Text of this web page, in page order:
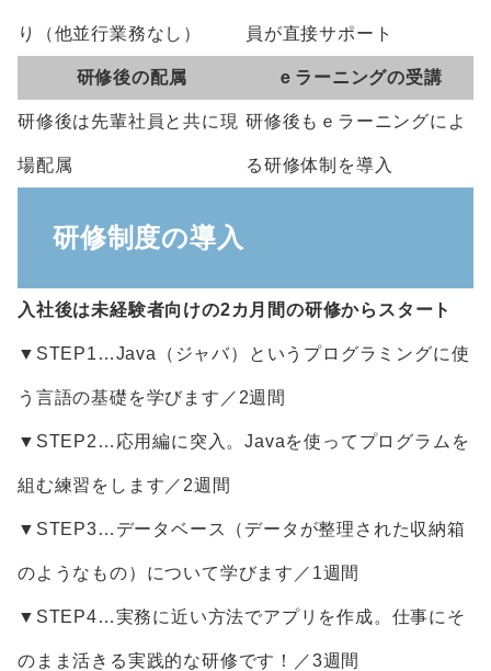
り（他並行業務なし） 員が直接サポート
研修後の配属
研修後は先輩社員と共に現
場配属
ｅラーニングの受講
研修後もｅラーニングによ
る研修体制を導入
研修制度の導入
入社後は未経験者向けの2カ月間の研修からスタート
▼STEP1…Java（ジャバ）というプログラミングに使
う言語の基礎を学びます／2週間
▼STEP2…応用編に突入。Javaを使ってプログラムを
組む練習をします／2週間
▼STEP3…データベース（データが整理された収納箱
のようなもの）について学びます／1週間
▼STEP4…実務に近い方法でアプリを作成。仕事にそ
のまま活きる実践的な研修です！／3週間